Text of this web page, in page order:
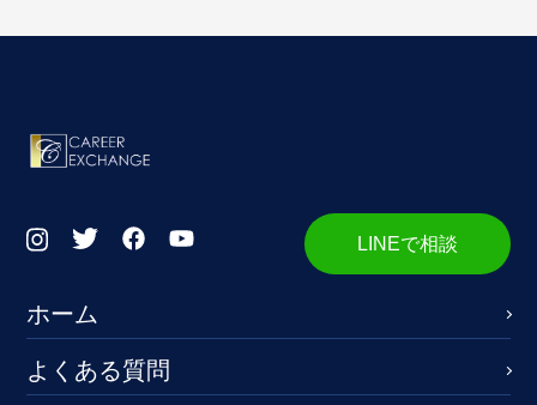
LINEで相談
ホーム
よくある質問